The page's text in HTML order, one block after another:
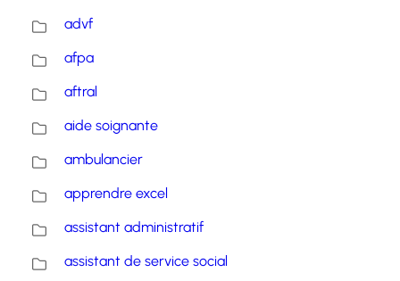
advf
afpa
aftral
aide soignante
ambulancier
apprendre excel
assistant administratif
assistant de service social